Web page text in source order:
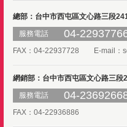
總部：台中市西屯區文心路三段
服務電話
04-
FAX：04-22937728 E-mail：
網銷部：台中市西屯區文心路三段
服務電話
04-
FAX：04-22936886